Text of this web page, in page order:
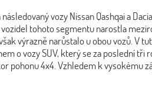
vozy Nissan Qashqai a
tohoto segmentu narostla
výrazně narůstalo u obou vozů. V
o vozy SUV, který se za poslední tři
pohonu 4x4. Vzhledem k vysokému